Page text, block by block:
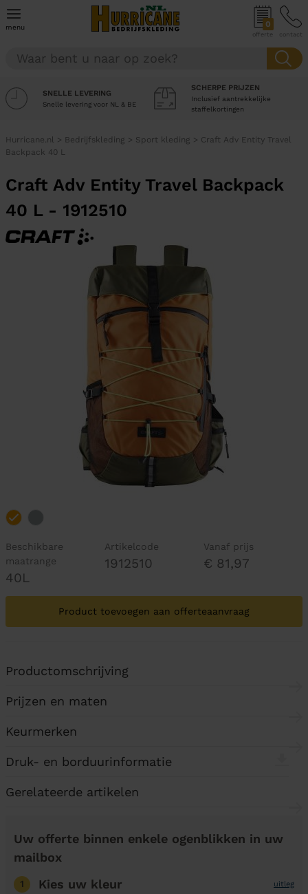
menu 0
offerte contact
SNELLE LEVERING
Snelle levering voor NL & BE
SCHERPE PRIJZEN
Inclusief aantrekkelijke
staffelkortingen
Hurricane.nl > Bedrijfskleding > Sport kleding > Craft Adv Entity Travel
Backpack 40 L
Craft Adv Entity Travel Backpack
40 L - 1912510
Beschikbare
maatrange
40L
Artikelcode
1912510
Vanaf prijs
€ 81,97
Product toevoegen aan offerteaanvraag
Productomschrijving
Prijzen en maten
Keurmerken
Druk- en borduurinformatie
Gerelateerde artikelen
Uw offerte binnen enkele ogenblikken in uw
mailbox
1 Kies uw kleur uitleg